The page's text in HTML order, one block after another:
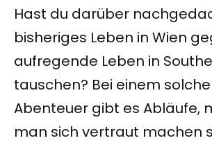
Hast du darüber
bisheriges Leben in Wien
aufregende Leben in
tauschen? Bei einem
Abenteuer gibt es Abläufe,
man sich vertraut machen